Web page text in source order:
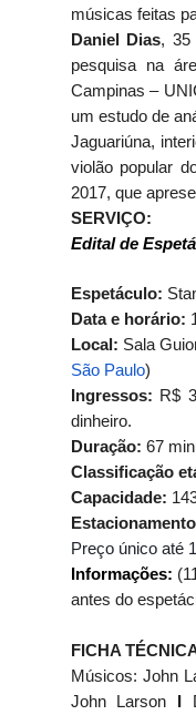
músicas feitas
Daniel Dias, 35
pesquisa na
Campinas –
um estudo de
Jaguariúna,
violão popular
2017, que
SERVIÇO:
Edital de
Espetáculo:
Data e horário:
Local: Sala
São Paulo)
Ingressos: R$
dinheiro.
Duração: 67
Classificação
Capacidade:
Preço único até
Informações:
antes do
FICHA
Músicos: John
John Larson I